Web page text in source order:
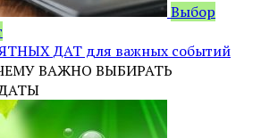
Выбор
ДАТ для важных событий
ВАЖНО ВЫБИРАТЬ